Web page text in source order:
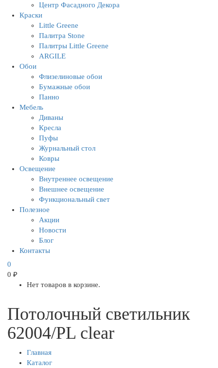
Центр Фасадного Декора
Краски
Little Greene
Палитра Stone
Палитры Little Greene
ARGILE
Обои
Флизелиновые обои
Бумажные обои
Панно
Мебель
Диваны
Кресла
Пуфы
Журнальный стол
Ковры
Освещение
Внутреннее освещение
Внешнее освещение
Функциональный свет
Полезное
Акции
Новости
Блог
Контакты
0
0 ₽
Нет товаров в корзине.
Потолочный светильник
62004/PL clear
Главная
Каталог